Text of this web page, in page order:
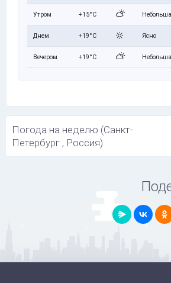
Утром +15°C
Днем +19°C Ясно
Вечером +19°C
Погода на неделю (Санкт-
Петербург , Россия)